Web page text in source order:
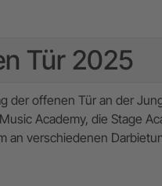
Tür 2025
der offenen Tür an der
Academy, die Stage
an verschiedenen